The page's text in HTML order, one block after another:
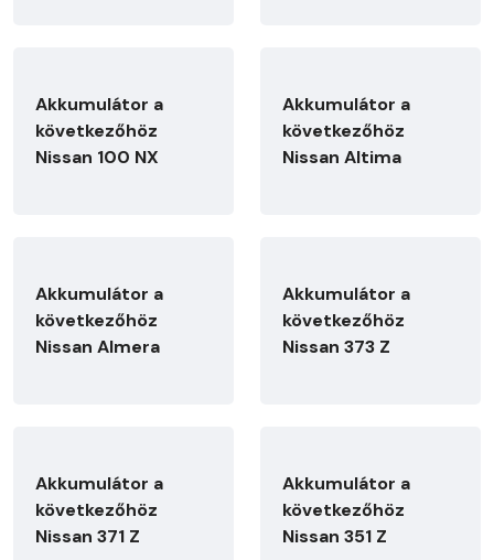
Akkumulátor a
következőhöz
Nissan 100 NX
Akkumulátor a
következőhöz
Nissan Altima
Akkumulátor a
következőhöz
Nissan Almera
Akkumulátor a
következőhöz
Nissan 373 Z
Akkumulátor a
következőhöz
Nissan 371 Z
Akkumulátor a
következőhöz
Nissan 351 Z